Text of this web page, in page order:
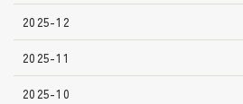
2025-12
2025-11
2025-10